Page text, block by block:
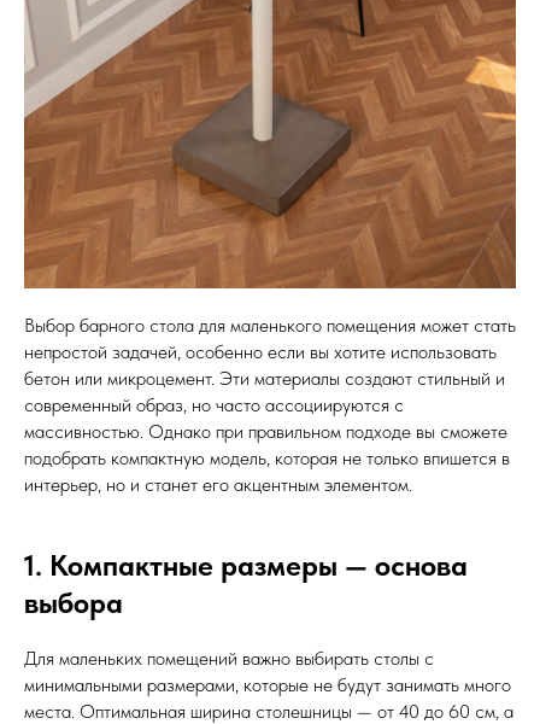
Выбор барного стола для маленького помещения может стать
непростой задачей, особенно если вы хотите использовать
бетон или микроцемент. Эти материалы создают стильный и
современный образ, но часто ассоциируются с
массивностью. Однако при правильном подходе вы сможете
подобрать компактную модель, которая не только впишется в
интерьер, но и станет его акцентным элементом.
1. Компактные размеры — основа
выбора
Для маленьких помещений важно выбирать столы с
минимальными размерами, которые не будут занимать много
места. Оптимальная ширина столешницы — от 40 до 60 см, а